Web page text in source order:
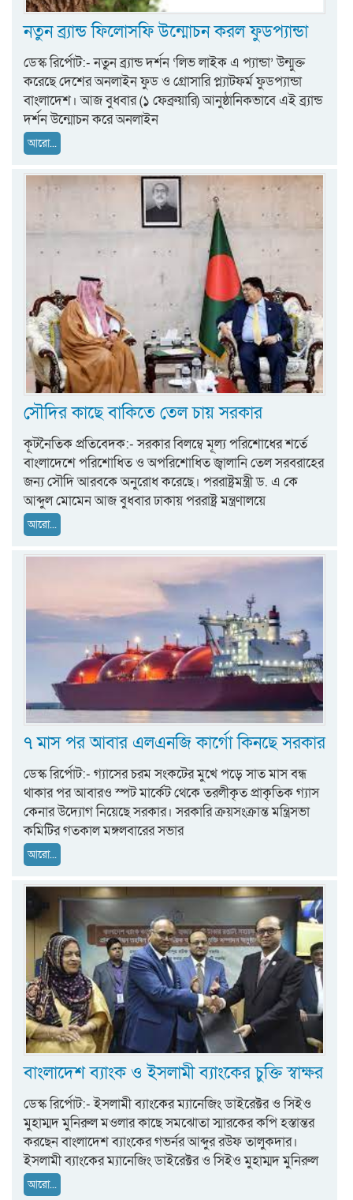
নতুন ব্র্যান্ড ফিলোসফি উন্মোচন করল ফুডপ্যান্ডা
ডেস্ক রির্পোট:- নতুন ব্র্যান্ড দর্শন ‘লিভ লাইক এ প্যান্ডা’ উন্মুক্ত
করেছে দেশের অনলাইন ফুড ও গ্রোসারি প্ল্যাটফর্ম ফুডপ্যান্ডা
বাংলাদেশ। আজ বুধবার (১ ফেব্রুয়ারি) আনুষ্ঠানিকভাবে এই ব্র্যান্ড
দর্শন উন্মোচন করে অনলাইন
আরো...
সৌদির কাছে বাকিতে তেল চায় সরকার
কূটনৈতিক প্রতিবেদক:- সরকার বিলম্বে মূল্য পরিশোধের শর্তে
বাংলাদেশে পরিশোধিত ও অপরিশোধিত জ্বালানি তেল সরবরাহের
জন্য সৌদি আরবকে অনুরোধ করেছে। পররাষ্ট্রমন্ত্রী ড. এ কে
আব্দুল মোমেন আজ বুধবার ঢাকায় পররাষ্ট্র মন্ত্রণালয়ে
আরো...
৭ মাস পর আবার এলএনজি কার্গো কিনছে সরকার
ডেস্ক রির্পোট:- গ্যাসের চরম সংকটের মুখে পড়ে সাত মাস বন্ধ
থাকার পর আবারও স্পট মার্কেট থেকে তরলীকৃত প্রাকৃতিক গ্যাস
কেনার উদ্যোগ নিয়েছে সরকার। সরকারি ক্রয়সংক্রান্ত মন্ত্রিসভা
কমিটির গতকাল মঙ্গলবারের সভার
আরো...
বাংলাদেশ ব্যাংক ও ইসলামী ব্যাংকের চুক্তি স্বাক্ষর
ডেস্ক রির্পোট:- ইসলামী ব্যাংকের ম্যানেজিং ডাইরেক্টর ও সিইও
মুহাম্মদ মুনিরুল মওলার কাছে সমঝোতা স্মারকের কপি হস্তান্তর
করছেন বাংলাদেশ ব্যাংকের গভর্নর আব্দুর রউফ তালুকদার।
ইসলামী ব্যাংকের ম্যানেজিং ডাইরেক্টর ও সিইও মুহাম্মদ মুনিরুল
আরো...